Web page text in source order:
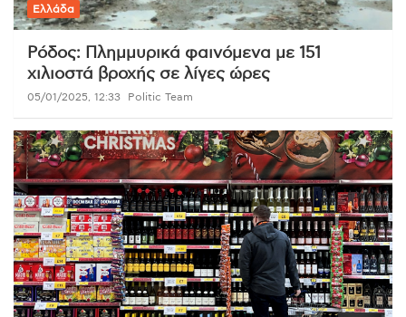
Ελλάδα
Ρόδος: Πλημμυρικά φαινόμενα με 151
χιλιοστά βροχής σε λίγες ώρες
05/01/2025, 12:33 Politic Team